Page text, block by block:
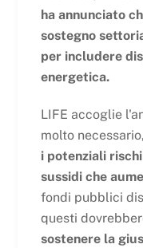
ha annunciato
sostegno
per includere
energetica.
LIFE accoglie
molto
i potenziali
sussidi che
fondi pubblici
questi
sostenere la